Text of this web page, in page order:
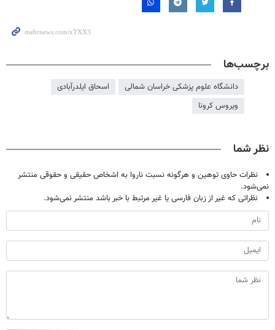
برچسب‌ها
دانشگاه علوم پزشکی خراسان شمالی
اسحاق ایلدرآبادی
ویروس کرونا
نظر شما
نظرات حاوی توهین و هرگونه نسبت ناروا به اشخاص حقیقی و حقوقی منتشر
نمی‌شود.
نظراتی که غیر از زبان فارسی یا غیر مرتبط با خبر باشد منتشر نمی‌شود.